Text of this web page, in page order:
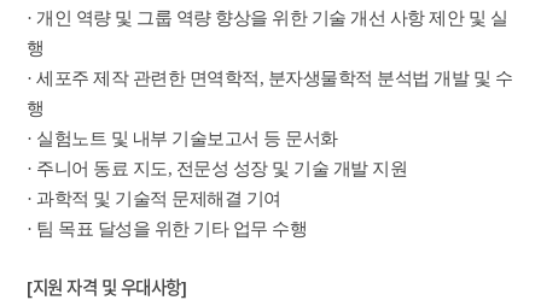
· 개인 역량 및 그룹 역량 향상을 위한 기술 개선 사항 제안 및 실
행
· 세포주 제작 관련한 면역학적, 분자생물학적 분석법 개발 및 수
행
· 실험노트 및 내부 기술보고서 등 문서화
· 주니어 동료 지도, 전문성 성장 및 기술 개발 지원
· 과학적 및 기술적 문제해결 기여
· 팀 목표 달성을 위한 기타 업무 수행
[지원 자격 및 우대사항]